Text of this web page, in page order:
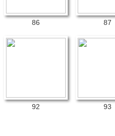
86 87
92 93